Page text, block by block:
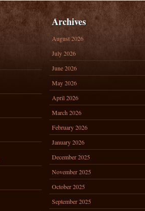
Archives
August 2026
July 2026
June 2026
May 2026
April 2026
March 2026
February 2026
January 2026
December 2025
November 2025
October 2025
September 2025